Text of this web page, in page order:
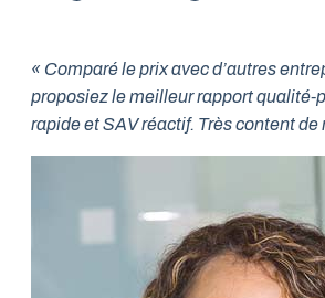
« Comparé le prix avec d’autres
proposiez le meilleur rapport qualité-
rapide et SAV réactif. Très content de